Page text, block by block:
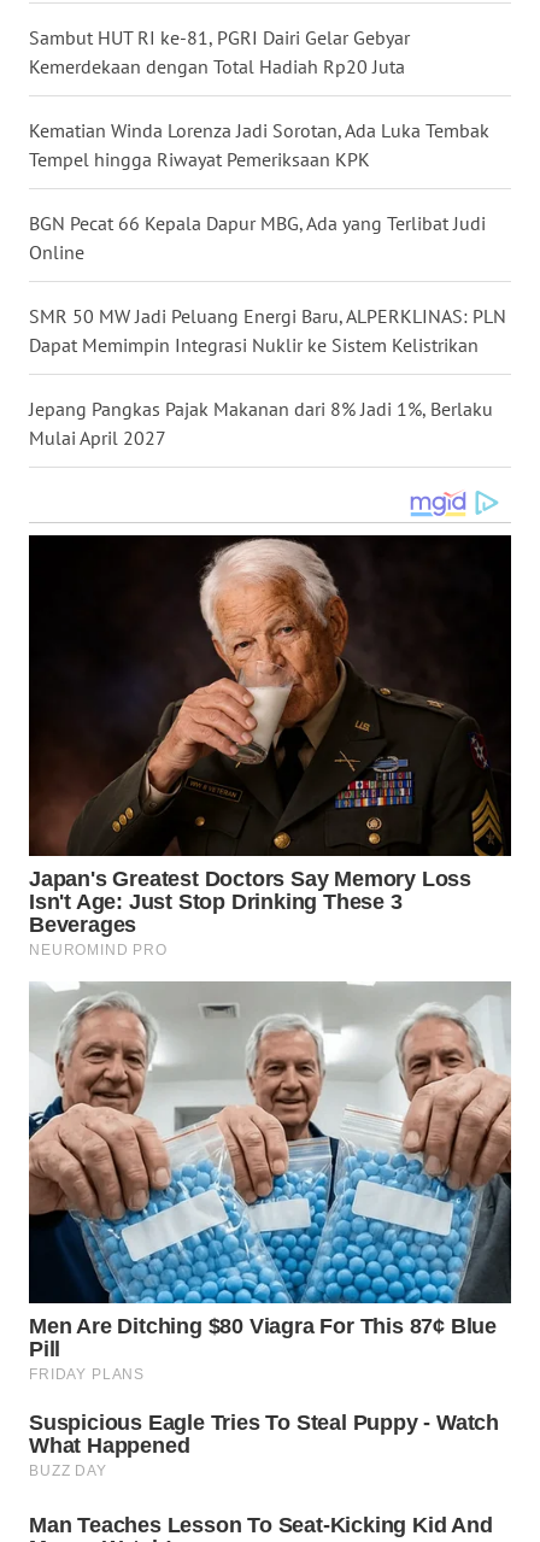
Sambut HUT RI ke-81, PGRI Dairi Gelar Gebyar
Kemerdekaan dengan Total Hadiah Rp20 Juta
Kematian Winda Lorenza Jadi Sorotan, Ada Luka Tembak
Tempel hingga Riwayat Pemeriksaan KPK
BGN Pecat 66 Kepala Dapur MBG, Ada yang Terlibat Judi
Online
SMR 50 MW Jadi Peluang Energi Baru, ALPERKLINAS: PLN
Dapat Memimpin Integrasi Nuklir ke Sistem Kelistrikan
Jepang Pangkas Pajak Makanan dari 8% Jadi 1%, Berlaku
Mulai April 2027
WN
NUSANTARA
JOGJA
JATIM
BALI
KALBAR
WN
SULSEL
WN
GORONTALO
WN
SULUT
WN
MALUKU
WN
MALUT
WN
DAIRI
WN
TOBA
WN